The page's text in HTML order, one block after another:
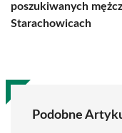
poszukiwanych
Starachowicach
Podobne